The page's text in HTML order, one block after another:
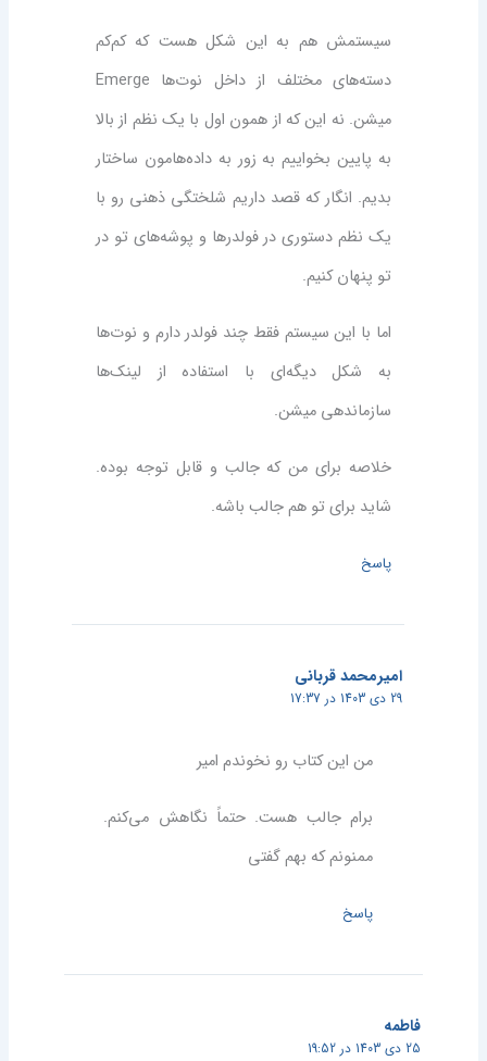
سیستمش هم به این شکل هست که کم‌کم
دسته‌های مختلف از داخل نوت‌ها Emerge
میشن. نه این که از همون اول با یک نظم از بالا
به پایین بخواییم به زور به داده‌هامون ساختار
بدیم. انگار که قصد داریم شلختگی ذهنی رو با
یک نظم دستوری در فولدرها و پوشه‌های تو در
تو پنهان کنیم.
اما با این سیستم فقط چند فولدر دارم و نوت‌ها
به شکل دیگه‌ای با استفاده از لینک‌ها
سازماندهی میشن.
خلاصه برای من که جالب و قابل توجه بوده.
شاید برای تو هم جالب باشه.
پاسخ
امیرمحمد قربانی
29 دی 1403 در 17:37
من این کتاب رو نخوندم امیر
برام جالب هست. حتماً نگاهش می‌کنم.
ممنونم که بهم گفتی
پاسخ
فاطمه
25 دی 1403 در 19:52